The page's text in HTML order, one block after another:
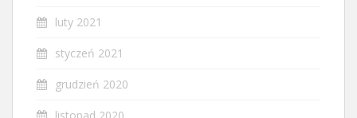
luty 2021
styczeń 2021
grudzień 2020